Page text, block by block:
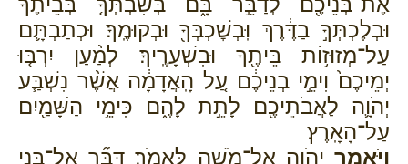
וּבְלֶכְתְּךָ֣ בַדֶּ֔רֶךְ וּֽבְשׇׁכְבְּךָ֖ וּבְקוּמֶֽךָ׃ וּכְתַבְתָּ֛ם
עַל־מְזוּז֥וֹת בֵּיתֶ֖ךָ וּבִשְׁעָרֶֽיךָ׃ לְמַ֨עַן יִרְבּ֤וּ
יְמֵיכֶם֙ וִימֵ֣י בְנֵיכֶ֔ם עַ֚ל הָֽאֲדָמָ֔ה אֲשֶׁ֨ר נִשְׁבַּ֧ע
יְהֹוָ֛ה לַאֲבֹתֵיכֶ֖ם לָתֵ֣ת לָהֶ֑ם כִּימֵ֥י הַשָּׁמַ֖יִם
עַל־הָאָֽרֶץ׃
וַיֹּ֥אמֶר יְהֹוָ֖ה אֶל־מֹשֶׁ֥ה לֵּאמֹֽר׃ דַּבֵּ֞ר אֶל־בְּנֵ֤י